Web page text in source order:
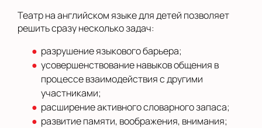
Театр на английском языке для детей позволяет
решить сразу несколько задач:
разрушение языкового барьера;
усовершенствование навыков общения в
процессе взаимодействия с другими
участниками;
расширение активного словарного запаса;
развитие памяти, воображения, внимания;